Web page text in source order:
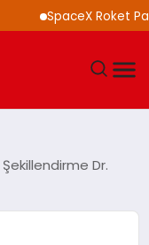
SpaceX Roket
Dr.